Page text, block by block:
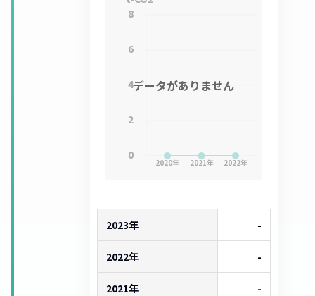
2020年 2021年 2022年
0
2
4
6
8
データがありません
2023年 -
2022年 -
2021年 -